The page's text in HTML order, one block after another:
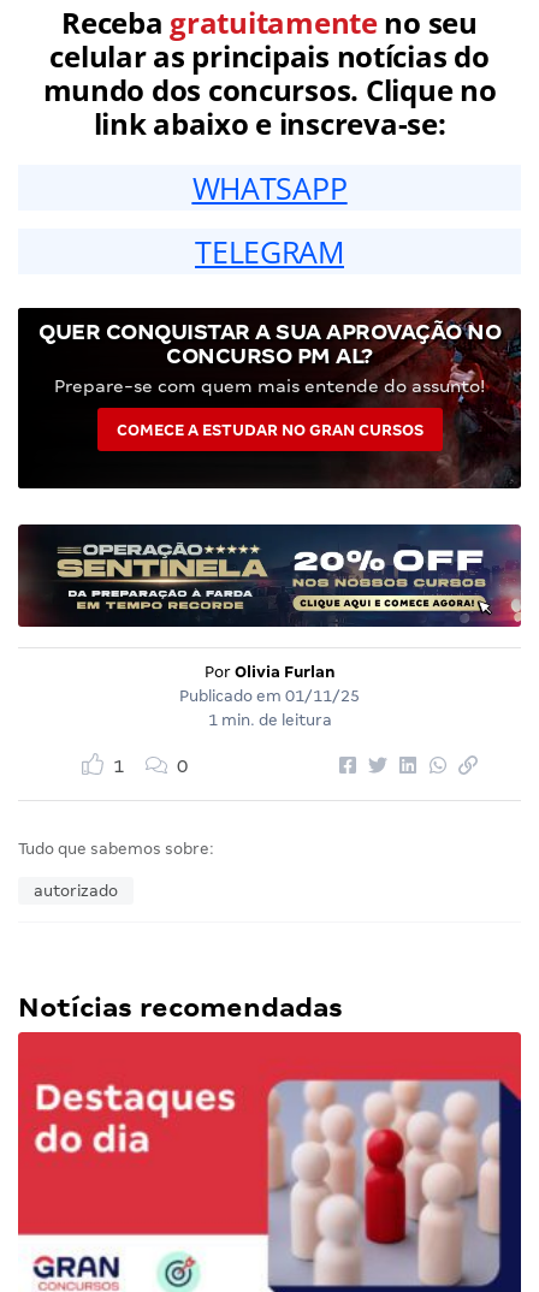
Receba gratuitamenteno seu
celular as principais notícias do
mundo dos concursos. Clique no
link abaixo e inscreva-se:
WHATSAPP
TELEGRAM
QUER CONQUISTAR A SUA APROVAÇÃO NO
CONCURSO PM AL?
Prepare-se com quem mais entende do assunto!
COMECE A ESTUDAR NO GRAN CURSOS
Por Olivia Furlan
Publicado em 01/11/25
1 min. de leitura
1 0
Tudo que sabemos sobre:
autorizado
Notícias recomendadas